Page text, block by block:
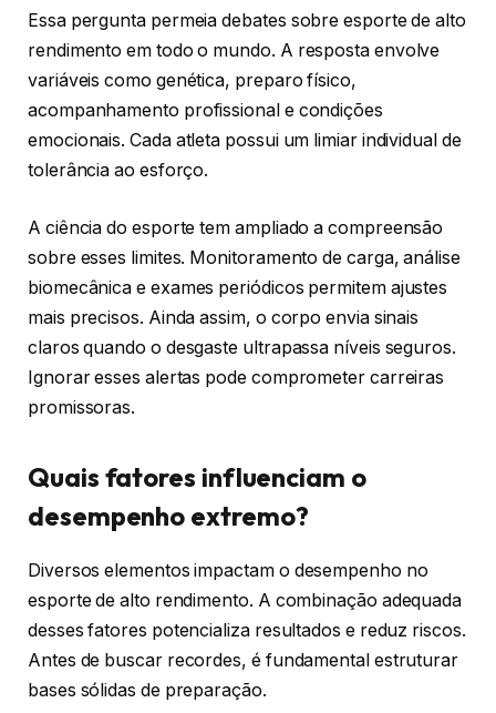
Essa pergunta permeia debates sobre esporte de alto
rendimento em todo o mundo. A resposta envolve
variáveis como genética, preparo físico,
acompanhamento profissional e condições
emocionais. Cada atleta possui um limiar individual de
tolerância ao esforço.
A ciência do esporte tem ampliado a compreensão
sobre esses limites. Monitoramento de carga, análise
biomecânica e exames periódicos permitem ajustes
mais precisos. Ainda assim, o corpo envia sinais
claros quando o desgaste ultrapassa níveis seguros.
Ignorar esses alertas pode comprometer carreiras
promissoras.
Quais fatores influenciam o
desempenho extremo?
Diversos elementos impactam o desempenho no
esporte de alto rendimento. A combinação adequada
desses fatores potencializa resultados e reduz riscos.
Antes de buscar recordes, é fundamental estruturar
bases sólidas de preparação.